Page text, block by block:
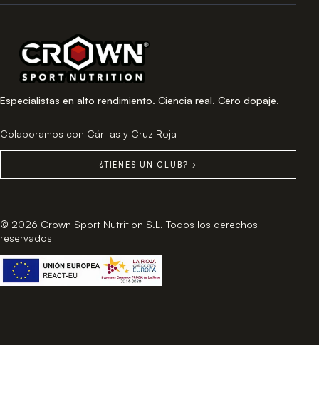
Especialistas en alto rendimiento. Ciencia real. Cero dopaje.
Colaboramos con Cáritas y Cruz Roja
¿TIENES UN CLUB?→
© 2026 Crown Sport Nutrition S.L. Todos los derechos
reservados